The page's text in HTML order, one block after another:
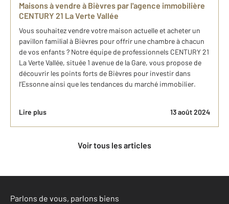
Maisons à vendre à Bièvres par l'agence immobilière
CENTURY 21 La Verte Vallée
Vous souhaitez vendre votre maison actuelle et acheter un
pavillon familial à Bièvres pour offrir une chambre à chacun
de vos enfants ? Notre équipe de professionnels CENTURY 21
La Verte Vallée, située 1 avenue de la Gare, vous propose de
découvrir les points forts de Bièvres pour investir dans
l’Essonne ainsi que les tendances du marché immobilier.
Lire plus 13 août 2024
Voir tous les articles
Parlons de vous, parlons biens